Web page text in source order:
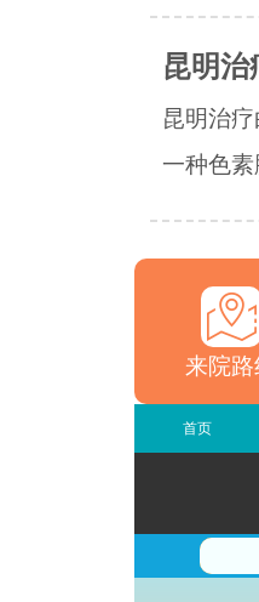
昆明治
昆明治
一种色
来院路
首页